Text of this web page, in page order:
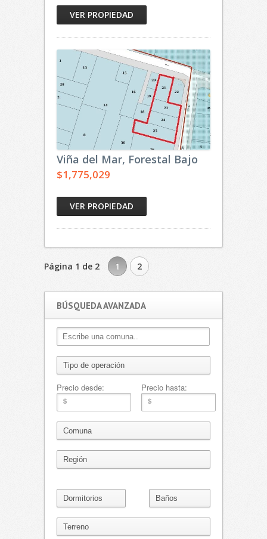
VER PROPIEDAD
Viña del Mar, Forestal Bajo
$1,775,029
VER PROPIEDAD
Página 1 de 2 1 2
BÚSQUEDA AVANZADA
Precio desde: Precio hasta: